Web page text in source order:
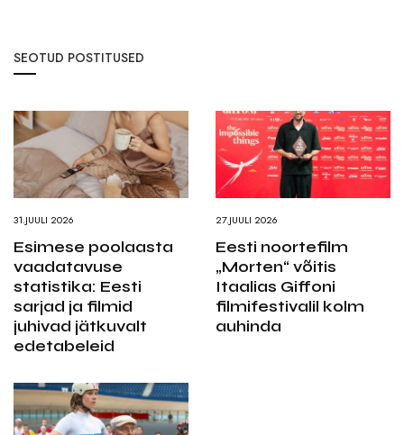
SEOTUD POSTITUSED
31.JUULI 2026
Esimese poolaasta
vaadatavuse
statistika: Eesti
sarjad ja filmid
juhivad jätkuvalt
edetabeleid
27.JUULI 2026
Eesti noortefilm
„Morten“ võitis
Itaalias Giffoni
filmifestivalil kolm
auhinda